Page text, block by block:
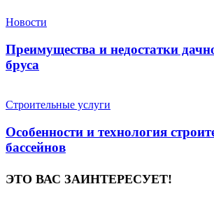
Новости
Преимущества и недостатки
бруса
Строительные услуги
Особенности и технология
бассейнов
ЭТО ВАС ЗАИНТЕРЕСУЕТ!